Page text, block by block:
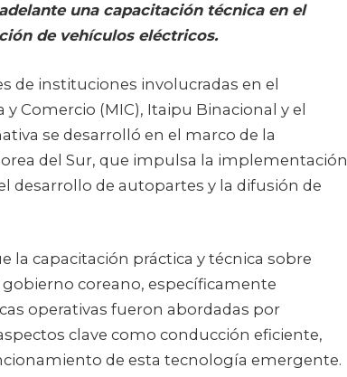
una capacitación técnica en el
de vehículos eléctricos.
de instituciones involucradas en el
Comercio (MIC), Itaipu Binacional y el
se desarrolló en el marco de la
del Sur, que impulsa la implementación
desarrollo de autopartes y la difusión de
la capacitación práctica y técnica sobre
coreano, específicamente
operativas fueron abordadas por
clave como conducción eficiente,
de esta tecnología emergente.